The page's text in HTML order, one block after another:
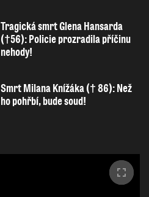
Tragická smrt Glena Hansarda
(†56): Policie prozradila příčinu
nehody!
Smrt Milana Knížáka († 86): Než
ho pohřbí, bude soud!